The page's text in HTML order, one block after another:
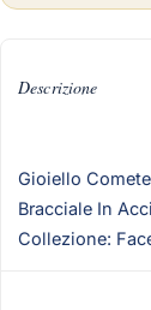
Descrizione
Gioiello
Bracciale In
Collezione: